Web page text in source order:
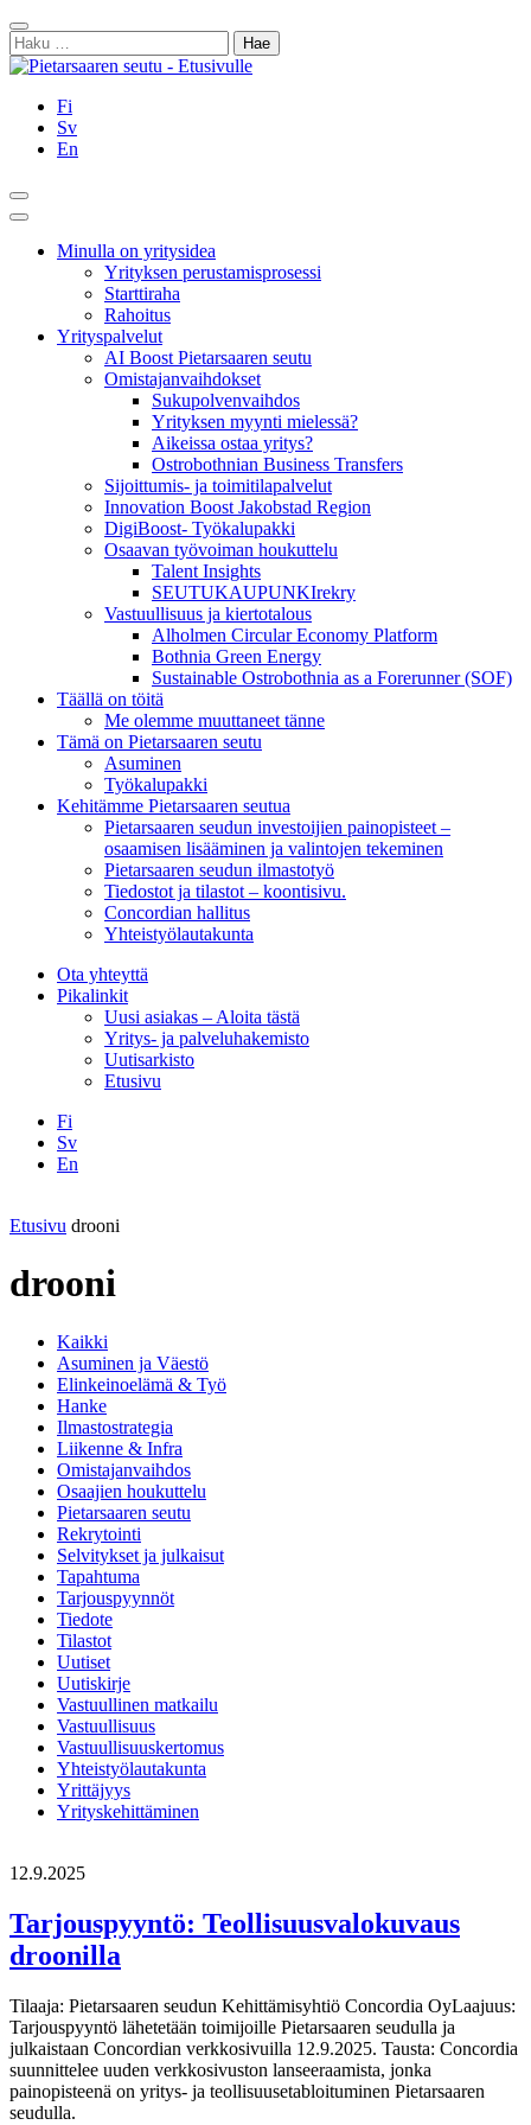
Siirry
sisältöön
Sulje
Haku:
Fi
Sv
En
Hae
Päävalikko
Minulla on yritysidea
Yrityksen perustamisprosessi
Starttiraha
Rahoitus
Yrityspalvelut
AI Boost Pietarsaaren seutu
Omistajanvaihdokset
Sukupolvenvaihdos
Yrityksen myynti mielessä?
Aikeissa ostaa yritys?
Ostrobothnian Business Transfers
Sijoittumis- ja toimitilapalvelut
Innovation Boost Jakobstad Region
DigiBoost- Työkalupakki
Osaavan työvoiman houkuttelu
Talent Insights
SEUTUKAUPUNKIrekry
Vastuullisuus ja kiertotalous
Alholmen Circular Economy Platform
Bothnia Green Energy
Sustainable Ostrobothnia as a Forerunner (SOF)
Täällä on töitä
Me olemme muuttaneet tänne
Tämä on Pietarsaaren seutu
Asuminen
Työkalupakki
Kehitämme Pietarsaaren seutua
Pietarsaaren seudun investoijien painopisteet –
osaamisen lisääminen ja valintojen tekeminen
Pietarsaaren seudun ilmastotyö
Tiedostot ja tilastot – koontisivu.
Concordian hallitus
Yhteistyölautakunta
Ota yhteyttä
Pikalinkit
Uusi asiakas – Aloita tästä
Yritys- ja palveluhakemisto
Uutisarkisto
Etusivu
Fi
Sv
En
Etusivu drooni
drooni
Kaikki
Asuminen ja Väestö
Elinkeinoelämä & Työ
Hanke
Ilmastostrategia
Liikenne & Infra
Omistajanvaihdos
Osaajien houkuttelu
Pietarsaaren seutu
Rekrytointi
Selvitykset ja julkaisut
Tapahtuma
Tarjouspyynnöt
Tiedote
Tilastot
Uutiset
Uutiskirje
Vastuullinen matkailu
Vastuullisuus
Vastuullisuuskertomus
Yhteistyölautakunta
Yrittäjyys
Yrityskehittäminen
12.9.2025
Tarjouspyyntö: Teollisuusvalokuvaus
droonilla
Tilaaja: Pietarsaaren seudun Kehittämisyhtiö Concordia OyLaajuus:
Tarjouspyyntö lähetetään toimijoille Pietarsaaren seudulla ja
julkaistaan Concordian verkkosivuilla 12.9.2025. Tausta: Concordia
suunnittelee uuden verkkosivuston lanseeraamista, jonka
painopisteenä on yritys- ja teollisuusetabloituminen Pietarsaaren
seudulla.